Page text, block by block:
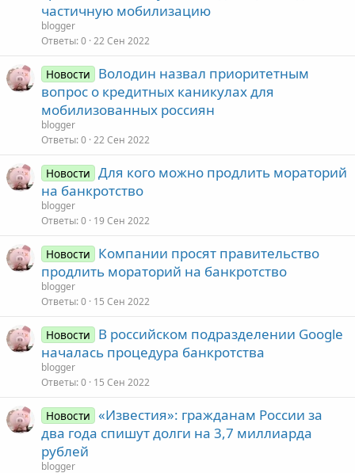
частичную мобилизацию
blogger
Ответы 0 22 Сен 2022
Новости
Володин назвал приоритетным
вопрос о кредитных каникулах для
мобилизованных россиян
blogger
Ответы 0 22 Сен 2022
Новости Для кого можно продлить мораторий
на банкротство
blogger
Ответы 0 19 Сен 2022
Новости
Компании просят правительство
продлить мораторий на банкротство
blogger
Ответы 0 15 Сен 2022
Новости
В российском подразделении Google
началась процедура банкротства
blogger
Ответы 0 15 Сен 2022
Новости «Известия»: гражданам России за
два года спишут долги на 3,7 миллиарда
рублей
blogger